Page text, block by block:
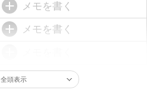
メモを書く
メモを書く
全頭表示